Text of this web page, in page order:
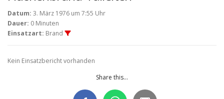
COOKIE-RICHTLINIE (EU)
Datum: 3. März 1976 um 7:55 Uhr
Dauer: 0 Minuten
Einsatzart: Brand
Kein Einsatzbericht vorhanden
Share this...